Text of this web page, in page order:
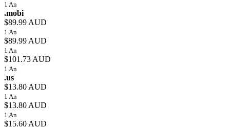
1 An
.mobi
$89.99 AUD
1 An
$89.99 AUD
1 An
$101.73 AUD
1 An
.us
$13.80 AUD
1 An
$13.80 AUD
1 An
$15.60 AUD